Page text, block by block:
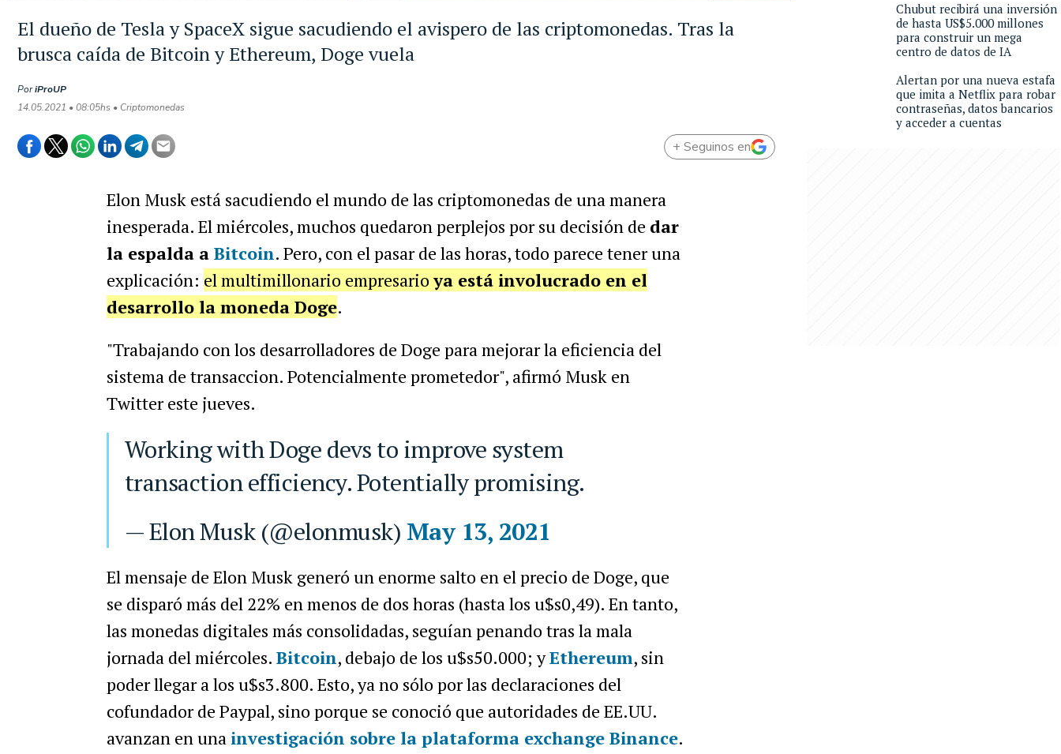
El dueño de Tesla y SpaceX sigue sacudiendo el avispero de las criptomonedas. Tras la
brusca caída de Bitcoin y Ethereum, Doge vuela
PoriProUP
14.05.2021 • 08:05hs • Criptomonedas
+ Seguinos en
Elon Musk está sacudiendo el mundo de las criptomonedas de una manera
inesperada. El miércoles, muchos quedaron perplejos por su decisión de dar
la espalda a Bitcoin. Pero, con el pasar de las horas, todo parece tener una
explicación: el multimillonario empresario ya está involucrado en el
desarrollo la moneda Doge.
"Trabajando con los desarrolladores de Doge para mejorar la eficiencia del
sistema de transaccion. Potencialmente prometedor", afirmó Musk en
Twitter este jueves.
Working with Doge devs to improve system
transaction efficiency. Potentially promising.
— Elon Musk (@elonmusk) May 13, 2021
El mensaje de Elon Musk generó un enorme salto en el precio de Doge, que
se disparó más del 22% en menos de dos horas (hasta los u$s0,49). En tanto,
las monedas digitales más consolidadas, seguían penando tras la mala
jornada del miércoles. Bitcoin, debajo de los u$s50.000; yEthereum, sin
poder llegar a los u$s3.800. Esto, ya no sólo por las declaraciones del
cofundador de Paypal, sino porque se conoció que autoridades de EE.UU.
avanzan en una investigación sobre la plataforma exchange Binance.
Chubut recibirá una inversión
de hasta US$5.000 millones
para construir un mega
centro de datos de IA
Alertan por una nueva estafa
que imita a Netflix para robar
contraseñas, datos bancarios
y acceder a cuentas